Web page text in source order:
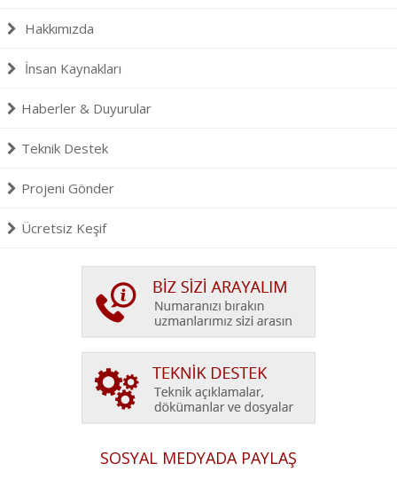
Hakkımızda
İnsan Kaynakları
Haberler & Duyurular
Teknik Destek
Projeni Gönder
Ücretsiz Keşif
SOSYAL MEDYADA PAYLAŞ